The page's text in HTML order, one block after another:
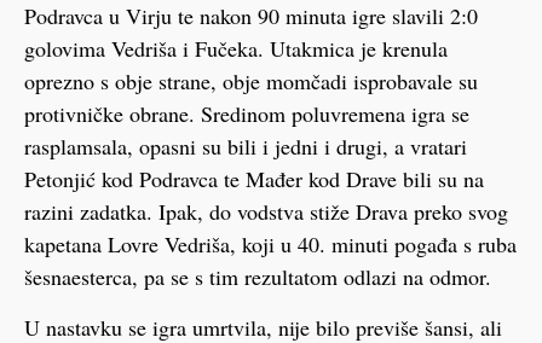
Podravca u Virju te nakon 90 minuta igre slavili 2:0
golovima Vedriša i Fučeka. Utakmica je krenula
oprezno s obje strane, obje momčadi isprobavale su
protivničke obrane. Sredinom poluvremena igra se
rasplamsala, opasni su bili i jedni i drugi, a vratari
Petonjić kod Podravca te Mađer kod Drave bili su na
razini zadatka. Ipak, do vodstva stiže Drava preko svog
kapetana Lovre Vedriša, koji u 40. minuti pogađa s ruba
šesnaesterca, pa se s tim rezultatom odlazi na odmor.
U nastavku se igra umrtvila, nije bilo previše šansi, ali